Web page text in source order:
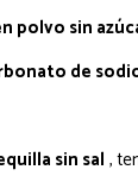
polvo sin
de
sin sal,